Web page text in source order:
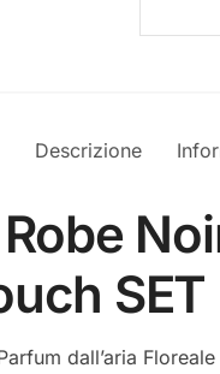
+
Descrizione
SET
dall’aria